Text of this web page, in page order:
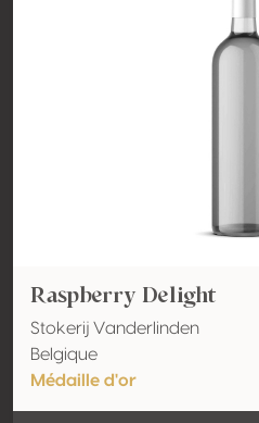
Raspberry Delight
Stokerij Vanderlinden
Belgique
Médaille d'or